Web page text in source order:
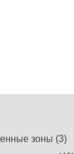
зоны (3)